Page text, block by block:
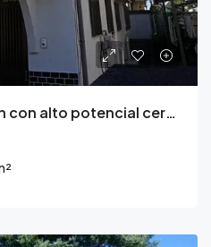
Propiedad de inversión con alto potencial cerca del Castillo de Himeji